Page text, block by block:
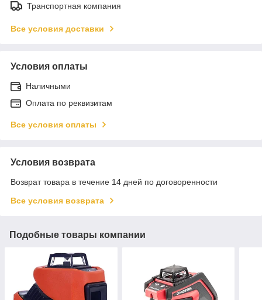
Транспортная компания
Все условия доставки
Условия оплаты
Наличными
Оплата по реквизитам
Все условия оплаты
Условия возврата
Возврат товара в течение 14 дней по договоренности
Все условия возврата
Подобные товары компании